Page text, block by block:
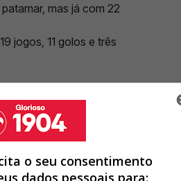
mas já com 22
jogos, 11 golos e três
o seu consentimento
dados pessoais para: